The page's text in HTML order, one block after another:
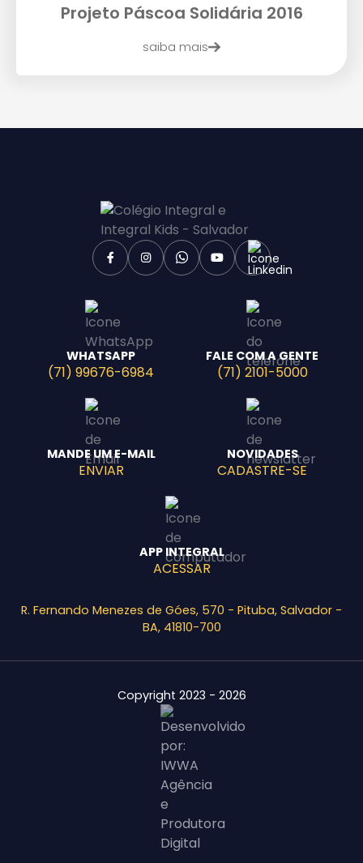
Projeto Páscoa Solidária 2016
saiba mais
WHATSAPP
(71) 99676-6984
FALE COM A GENTE
(71) 2101-5000
MANDE UM E-MAIL
ENVIAR
NOVIDADES
CADASTRE-SE
APP INTEGRAL
ACESSAR
R. Fernando Menezes de Góes, 570 - Pituba, Salvador -
BA, 41810-700
Copyright 2023 - 2026